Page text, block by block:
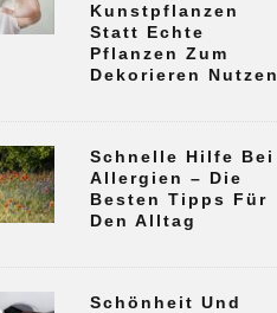
Kunstpflanzen
Statt Echte
Pflanzen Zum
Dekorieren Nutzen
Schnelle Hilfe Bei
Allergien – Die
Besten Tipps Für
Den Alltag
Schönheit Und